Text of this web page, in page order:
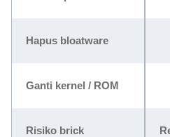
Hapus bloatware
Ganti kernel / ROM
Risiko brick